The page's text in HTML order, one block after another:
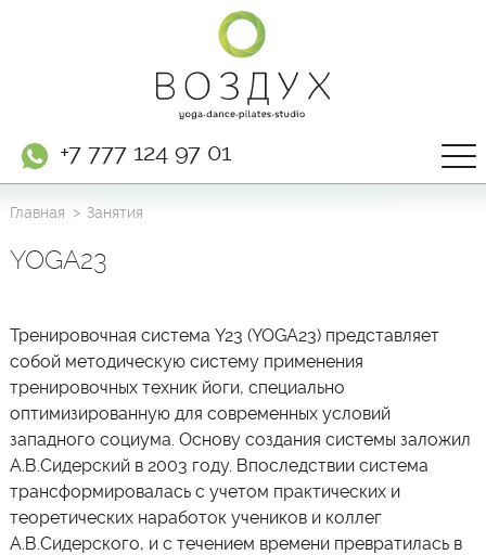
+7 777 124 97 01
Главная Занятия
YOGA23
Тренировочная система Y23 (YOGA23) представляет
собой методическую систему применения
тренировочных техник йоги, специально
оптимизированную для современных условий
западного социума. Основу создания системы заложил
А.В.Сидерский в 2003 году. Впоследствии система
трансформировалась с учетом практических и
теоретических наработок учеников и коллег
А.В.Сидерского, и с течением времени превратилась в